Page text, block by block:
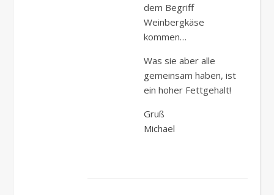
dem Begriff
Weinbergkäse
kommen…
Was sie aber alle
gemeinsam haben, ist
ein hoher Fettgehalt!
Gruß
Michael